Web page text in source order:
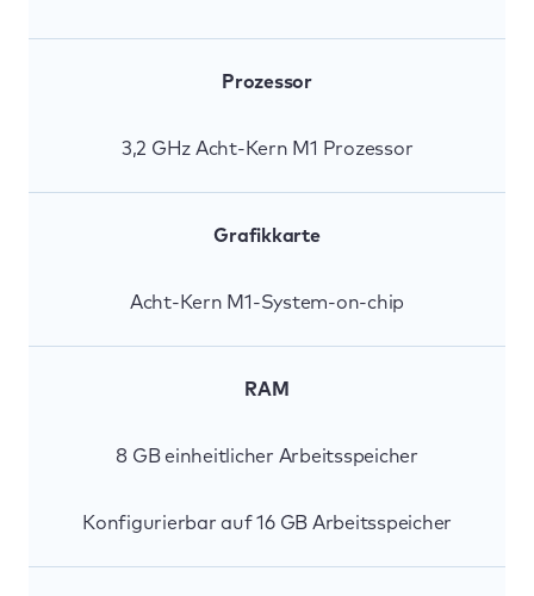
Prozessor
3,2 GHz Acht-Kern M1 Prozessor
Grafikkarte
Acht-Kern M1-System-on-chip
RAM
8 GB einheitlicher Arbeitsspeicher
Konfigurierbar auf 16 GB Arbeitsspeicher